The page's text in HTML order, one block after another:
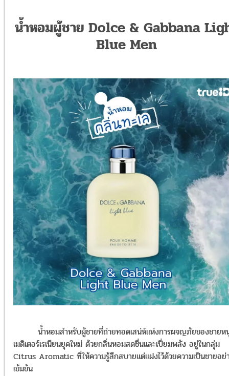
น้ำหอมผู้ชาย Dolce & Gabbana
Blue Men
น้ำหอมสำหรับผู้ชายที่ถ่ายทอดเสน่ห์แห่งการผจญภัยของชายห
เมดิเตอร์เรเนียนยุคใหม่ ด้วยกลิ่นหอมสดชื่นและเปี่ยมพลัง อยู่ในกลุ่ม
Citrus Aromatic ที่ให้ความรู้สึกสบายแต่แฝงไว้ด้วยความเป็นชายอย่
เข้มข้น